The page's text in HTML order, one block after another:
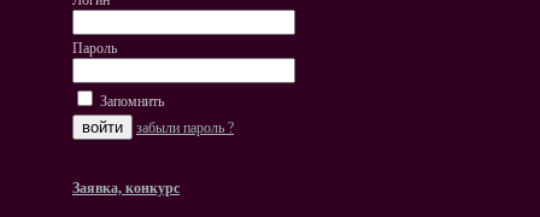
Пароль
Запомнить
забыли пароль ?
Заявка, конкурс